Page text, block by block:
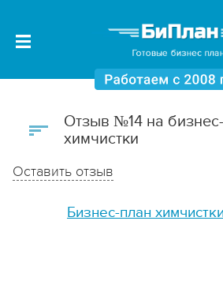
Отзыв №14 на
химчистки
Оставить отзыв
Бизнес-план